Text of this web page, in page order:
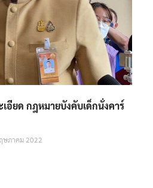
อียด กฎหมายบังคับเด็กนั่งคาร์
ษภาคม 2022